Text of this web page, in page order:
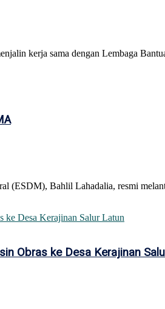
kerja sama dengan Lembaga
(ESDM), Bahlil Lahadalia, resmi
Obras ke Desa Kerajinan